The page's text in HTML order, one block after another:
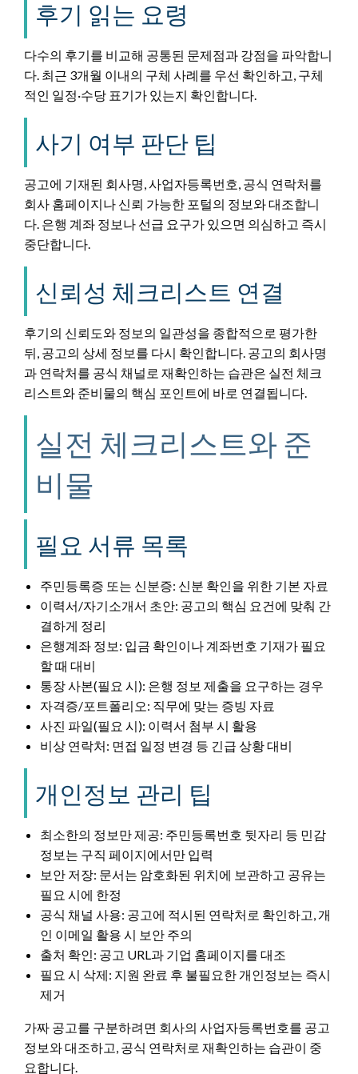
후기 읽는 요령
다수의 후기를 비교해 공통된 문제점과 강점을 파악합니
다. 최근 3개월 이내의 구체 사례를 우선 확인하고, 구체
적인 일정·수당 표기가 있는지 확인합니다.
사기 여부 판단 팁
공고에 기재된 회사명, 사업자등록번호, 공식 연락처를
회사 홈페이지나 신뢰 가능한 포털의 정보와 대조합니
다. 은행 계좌 정보나 선급 요구가 있으면 의심하고 즉시
중단합니다.
신뢰성 체크리스트 연결
후기의 신뢰도와 정보의 일관성을 종합적으로 평가한
뒤, 공고의 상세 정보를 다시 확인합니다. 공고의 회사명
과 연락처를 공식 채널로 재확인하는 습관은 실전 체크
리스트와 준비물의 핵심 포인트에 바로 연결됩니다.
실전 체크리스트와 준
비물
필요 서류 목록
주민등록증 또는 신분증: 신분 확인을 위한 기본 자료
이력서/자기소개서 초안: 공고의 핵심 요건에 맞춰 간
결하게 정리
은행계좌 정보: 입금 확인이나 계좌번호 기재가 필요
할 때 대비
통장 사본(필요 시): 은행 정보 제출을 요구하는 경우
자격증/포트폴리오: 직무에 맞는 증빙 자료
사진 파일(필요 시): 이력서 첨부 시 활용
비상 연락처: 면접 일정 변경 등 긴급 상황 대비
개인정보 관리 팁
최소한의 정보만 제공: 주민등록번호 뒷자리 등 민감
정보는 구직 페이지에서만 입력
보안 저장: 문서는 암호화된 위치에 보관하고 공유는
필요 시에 한정
공식 채널 사용: 공고에 적시된 연락처로 확인하고, 개
인 이메일 활용 시 보안 주의
출처 확인: 공고 URL과 기업 홈페이지를 대조
필요 시 삭제: 지원 완료 후 불필요한 개인정보는 즉시
제거
가짜 공고를 구분하려면 회사의 사업자등록번호를 공고
정보와 대조하고, 공식 연락처로 재확인하는 습관이 중
요합니다.